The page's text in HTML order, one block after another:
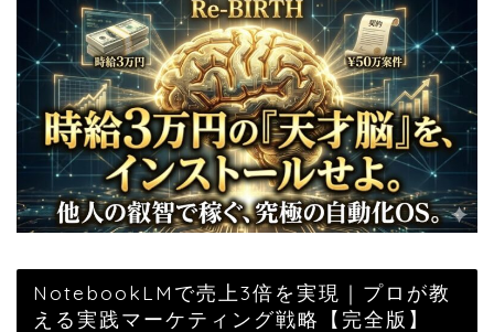
NotebookLMで売上3倍を実現｜プロが教
える実践マーケティング戦略【完全版】